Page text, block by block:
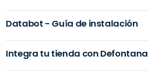
Databot - Guía de instalación
Integra tu tienda con Defontana